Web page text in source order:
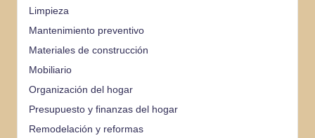
Limpieza
Mantenimiento preventivo
Materiales de construcción
Mobiliario
Organización del hogar
Presupuesto y finanzas del hogar
Remodelación y reformas